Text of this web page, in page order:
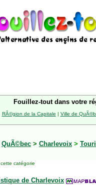
Fouillez-tout dans votre
RÃ©gion de la Capitale | Ville de
QuÃ©bec > Charlevoix >
catégorie
de Charlevoix